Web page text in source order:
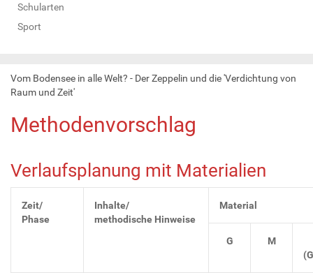
Schularten
Sport
Vom Bodensee in alle Welt? - Der Zeppelin und die 'Verdichtung von
Raum und Zeit'
Methodenvorschlag
Verlaufsplanung mit Materialien
Zeit/
Phase
Inhalte/
methodische Hinweise
Material
G
M